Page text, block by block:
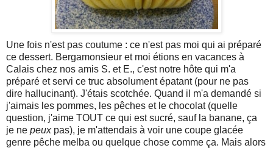
Une fois n'est pas coutume : ce n'est pas moi qui ai préparé
ce dessert. Bergamonsieur et moi étions en vacances à
Calais chez nos amis S. et E., c'est notre hôte qui m'a
préparé et servi ce truc absolument épatant (pour ne pas
dire hallucinant). J'étais scotchée. Quand il m'a demandé si
j'aimais les pommes, les pêches et le chocolat (quelle
question, j'aime TOUT ce qui est sucré, sauf la banane, ça
je ne peuxpas), je m'attendais à voir une coupe glacée
genre pêche melba ou quelque chose comme ça. Mais alors